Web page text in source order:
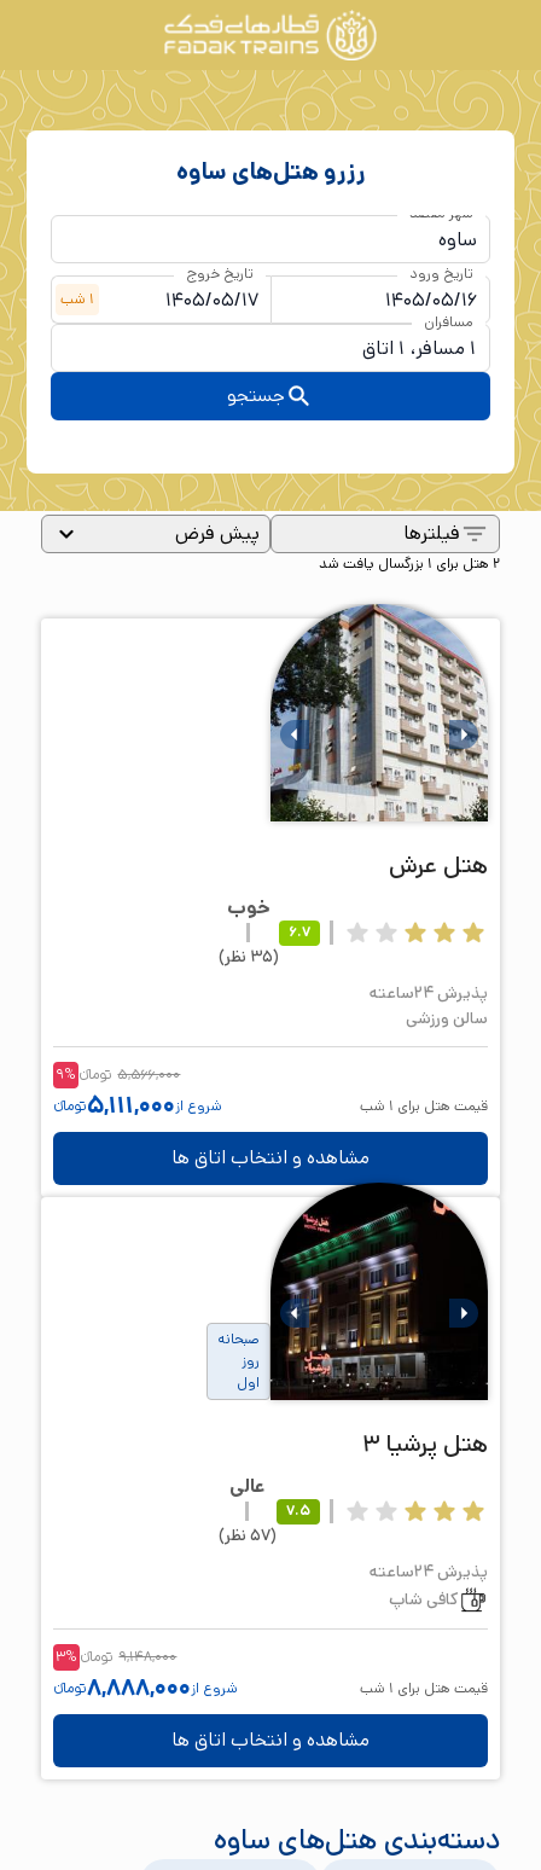
رزرو هتل‌های ساوه
شهر مقصد
تاریخ ورود
1 شب
تاریخ خروج
مسافران
جستجو
فیلترها پیش فرض
2 هتل برای 1 بزرگسال یافت شد
هتل عرش
6.7
خوب
(
35 نظر)
پذیرش 24ساعته
سالن ورزشی
5,566,000 تومانء 9%
قیمت هتل برای 1 شب شروع از5,111,000تومانء
مشاهده و انتخاب اتاق ها
صبحانه
روز
اول
هتل پرشیا 3
7.5
عالی
(
57 نظر)
پذیرش 24ساعته
کافی شاپ
9,148,000 تومانء 3%
قیمت هتل برای 1 شب شروع از8,888,000تومانء
مشاهده و انتخاب اتاق ها
دسته‌بندی هتل‌های ساوه